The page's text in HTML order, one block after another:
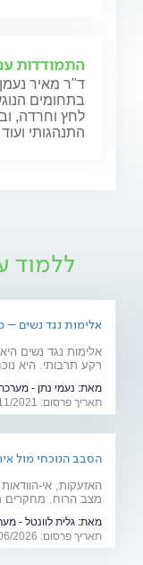
התמודדות
ד"ר מאיר
בתחומים
לחץ וחרדה,
התנהגותי ועוד
ללמוד
אלימות נגד נשים –
אלימות נגד נשים
רקע תרבותי. היא
מרצה באוניברסיטת
אלימות", מסביר את
מאת: נעמי נתן -
תאריך פרסום: 25/11/2021
הסבב הנוכחי מול
האזעקות, אי-
מצב הרוח. מחקרים
מהלב ועד העור,
של מתיחות
שלנו?
מאת: גלית לוונטל -
תאריך פרסום: 08/06/2026